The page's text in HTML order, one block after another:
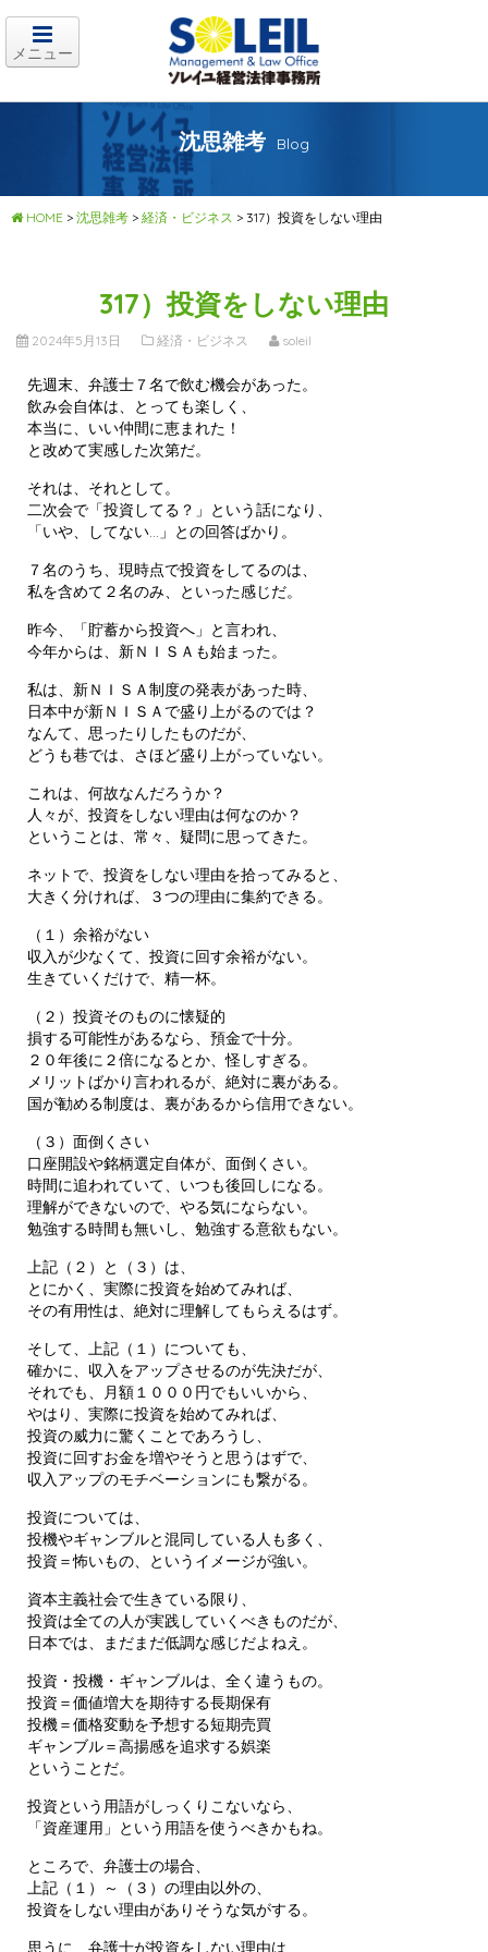
メニュー
沈思雑考 Blog
HOME > 沈思雑考 > 経済・ビジネス > 317）投資をしない理由
317）投資をしない理由
2024年5月13日 経済・ビジネス soleil
先週末、弁護士７名で飲む機会があった。
飲み会自体は、とっても楽しく、
本当に、いい仲間に恵まれた！
と改めて実感した次第だ。
それは、それとして。
二次会で「投資してる？」という話になり、
「いや、してない…」との回答ばかり。
７名のうち、現時点で投資をしてるのは、
私を含めて２名のみ、といった感じだ。
昨今、「貯蓄から投資へ」と言われ、
今年からは、新ＮＩＳＡも始まった。
私は、新ＮＩＳＡ制度の発表があった時、
日本中が新ＮＩＳＡで盛り上がるのでは？
なんて、思ったりしたものだが、
どうも巷では、さほど盛り上がっていない。
これは、何故なんだろうか？
人々が、投資をしない理由は何なのか？
ということは、常々、疑問に思ってきた。
ネットで、投資をしない理由を拾ってみると、
大きく分ければ、３つの理由に集約できる。
（１）余裕がない
収入が少なくて、投資に回す余裕がない。
生きていくだけで、精一杯。
（２）投資そのものに懐疑的
損する可能性があるなら、預金で十分。
２０年後に２倍になるとか、怪しすぎる。
メリットばかり言われるが、絶対に裏がある。
国が勧める制度は、裏があるから信用できない。
（３）面倒くさい
口座開設や銘柄選定自体が、面倒くさい。
時間に追われていて、いつも後回しになる。
理解ができないので、やる気にならない。
勉強する時間も無いし、勉強する意欲もない。
上記（２）と（３）は、
とにかく、実際に投資を始めてみれば、
その有用性は、絶対に理解してもらえるはず。
そして、上記（１）についても、
確かに、収入をアップさせるのが先決だが、
それでも、月額１０００円でもいいから、
やはり、実際に投資を始めてみれば、
投資の威力に驚くことであろうし、
投資に回すお金を増やそうと思うはずで、
収入アップのモチベーションにも繋がる。
投資については、
投機やギャンブルと混同している人も多く、
投資＝怖いもの、というイメージが強い。
資本主義社会で生きている限り、
投資は全ての人が実践していくべきものだが、
日本では、まだまだ低調な感じだよねえ。
投資・投機・ギャンブルは、全く違うもの。
投資＝価値増大を期待する長期保有
投機＝価格変動を予想する短期売買
ギャンブル＝高揚感を追求する娯楽
ということだ。
投資という用語がしっくりこないなら、
「資産運用」という用語を使うべきかもね。
ところで、弁護士の場合、
上記（１）～（３）の理由以外の、
投資をしない理由がありそうな気がする。
思うに、弁護士が投資をしない理由は、